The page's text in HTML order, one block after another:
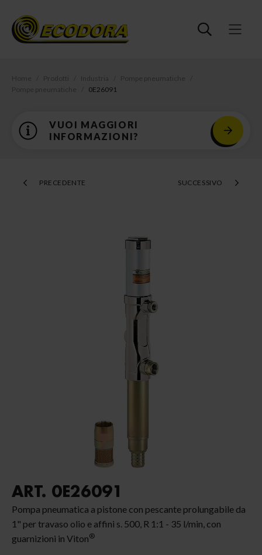
Home Prodotti Industria
Pompe pneumatiche
Pompe pneumatiche
0E26091
VUOI MAGGIORI
INFORMAZIONI?
PRECEDENTE SUCCESSIVO
ART. 0E26091
Pompa pneumatica a pistone con pescante prolungabile da
1" per travaso olio e affini s. 500, R 1:1 - 35 l/min, con
guarnizioni in Viton®